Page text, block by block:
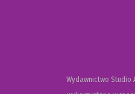
Wydawnictwo